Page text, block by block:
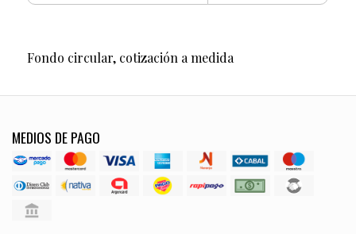
Fondo circular, cotización a medida
MEDIOS DE PAGO